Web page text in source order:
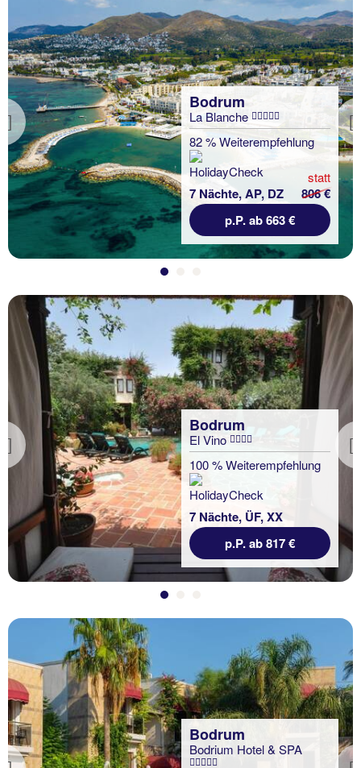
Previous
Bodrum
La Blanche
82 % Weiterempfehlung
7 Nächte, AP, DZ
statt
806 €
p.P. ab 663 €
Previous
Bodrum
El Vino
100 % Weiterempfehlung
7 Nächte, ÜF, XX
p.P. ab 817 €
Bodrum
Bodrium Hotel & SPA